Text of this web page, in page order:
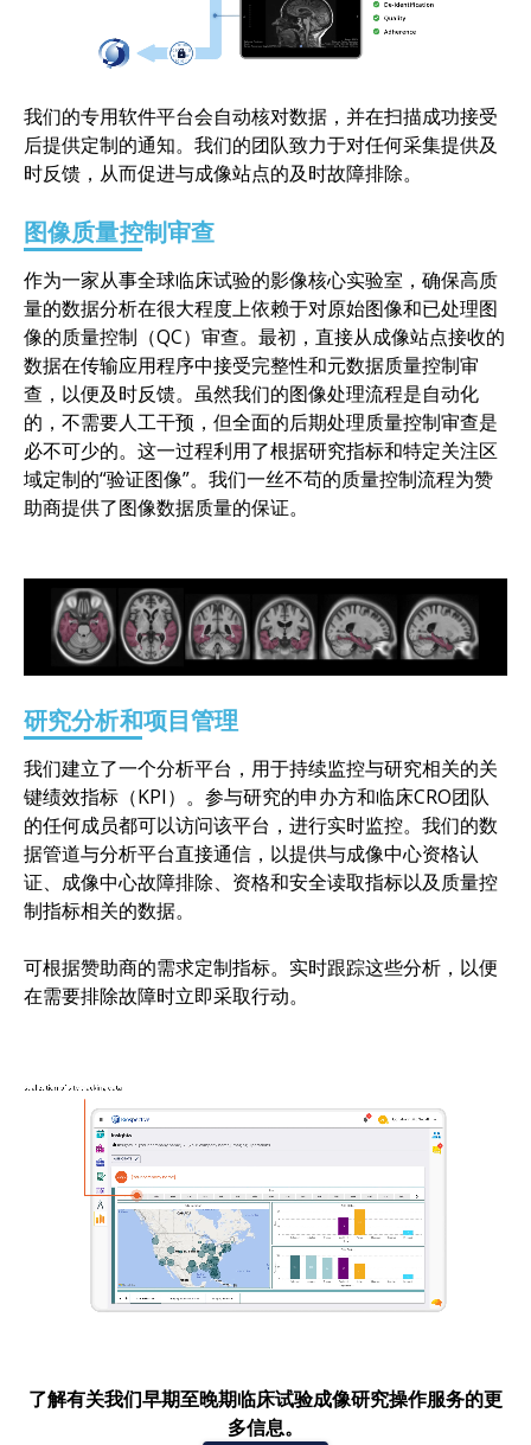
我们的专用软件平台会自动核对数据，并在扫描成功接受
后提供定制的通知。我们的团队致力于对任何采集提供及
时反馈，从而促进与成像站点的及时故障排除。
图像质量控制审查
作为一家从事全球临床试验的影像核心实验室，确保高质
量的数据分析在很大程度上依赖于对原始图像和已处理图
像的质量控制（QC）审查。最初，直接从成像站点接收的
数据在传输应用程序中接受完整性和元数据质量控制审
查，以便及时反馈。虽然我们的图像处理流程是自动化
的，不需要人工干预，但全面的后期处理质量控制审查是
必不可少的。这一过程利用了根据研究指标和特定关注区
域定制的“验证图像”。我们一丝不苟的质量控制流程为赞
助商提供了图像数据质量的保证。
研究分析和项目管理
我们建立了一个分析平台，用于持续监控与研究相关的关
键绩效指标（KPI）。参与研究的申办方和临床CRO团队
的任何成员都可以访问该平台，进行实时监控。我们的数
据管道与分析平台直接通信，以提供与成像中心资格认
证、成像中心故障排除、资格和安全读取指标以及质量控
制指标相关的数据。
可根据赞助商的需求定制指标。实时跟踪这些分析，以便
在需要排除故障时立即采取行动。
了解有关我们早期至晚期临床试验成像研究操作服务的更
多信息。